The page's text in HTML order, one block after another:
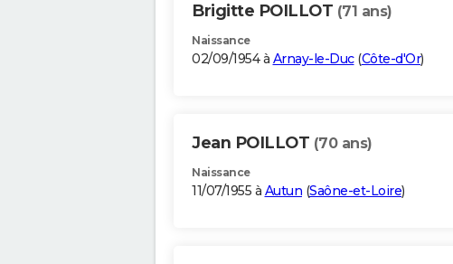
Brigitte POILLOT (71 ans)
Naissance
02/09/1954 à Arnay-le-Duc(Côte-d'Or)
Jean POILLOT (70 ans)
Naissance
11/07/1955 à Autun (Saône-et-Loire)